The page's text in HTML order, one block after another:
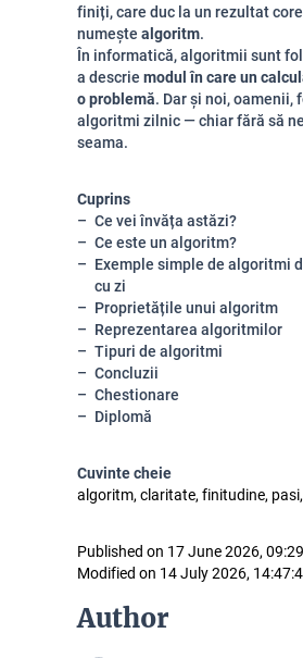
finiți, care duc la un rezultat
numește algoritm.
În informatică, algoritmii sunt
a descrie modul în care un
o problemă. Dar și noi, oamenii,
algoritmi zilnic — chiar fără să
seama.
Cuprins
Ce vei învăța astăzi?
Ce este un algoritm?
Exemple simple de algoritmi
cu zi
Proprietățile unui algoritm
Reprezentarea algoritmilor
Tipuri de algoritmi
Concluzii
Chestionare
Diplomă
Cuvinte cheie
algoritm, claritate, finitudine,
Published on 17 June 2026,
Modified on 14 July 2026,
Author